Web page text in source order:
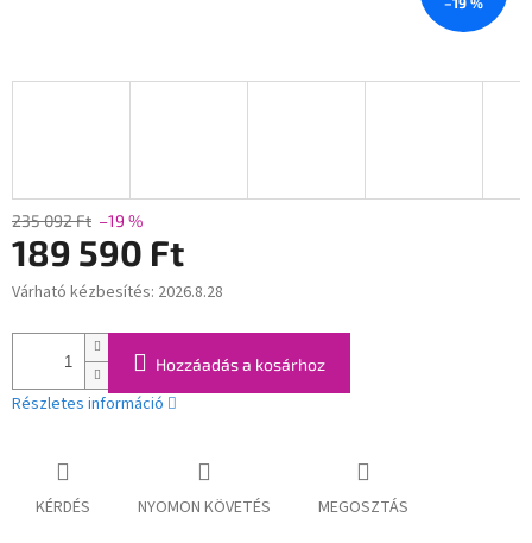
235 092 Ft –19 %
189 590 Ft
Egységár:
Várható kézbesítés: 2026.8.28
Hozzáadás a kosárhoz
Részletes információ
KÉRDÉS NYOMON KÖVETÉS MEGOSZTÁS